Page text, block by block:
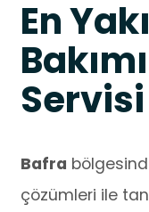
En
Bafra
çözümleri ile